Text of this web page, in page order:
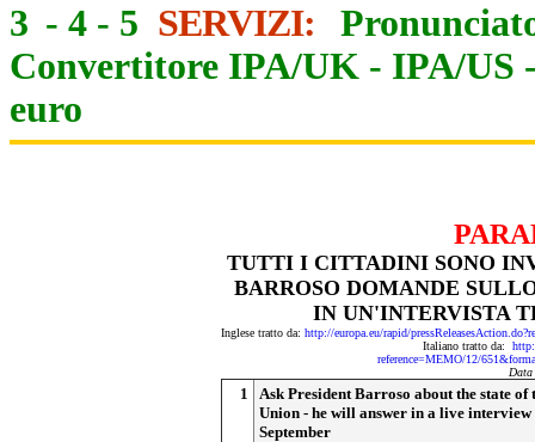
3 - 4 - 5 SERVIZI:
Convertitore IPA/UK - IPA/US
euro
TUTTI I CITTADINI SONO
BARROSO DOMANDE
IN UN'INTERVISTA
Inglese tratto da: http://europa.eu/rapid/
Italiano tratto da:
reference=MEMO/12/
Data
1
Ask President Barroso about the state of
Union - he will answer in a live interview
September